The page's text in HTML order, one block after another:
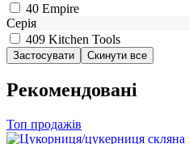
40 Empire
Серія
409 Kitchen Tools
Рекомендовані
Топ продажів